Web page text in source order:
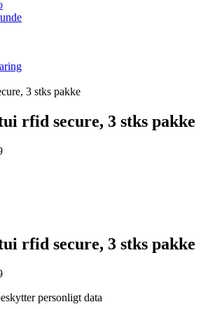
3 stks pakke
rfid secure, 3 stks pakke
rfid secure, 3 stks pakke
personligt data